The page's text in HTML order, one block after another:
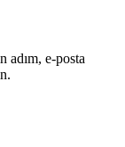
adım, e-posta